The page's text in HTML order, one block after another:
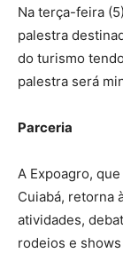
Na terça-feira
palestra
do turismo
palestra será
Parceria
A Expoagro,
Cuiabá, retorna
atividades,
rodeios e